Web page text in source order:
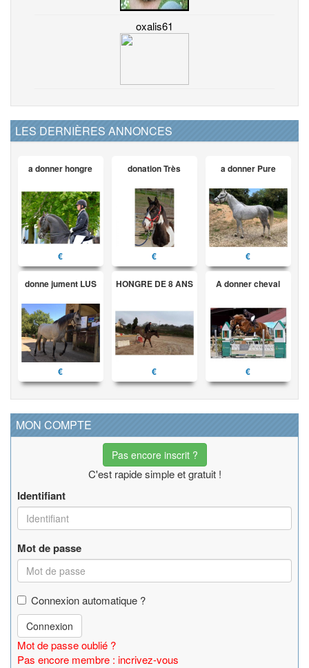
oxalis61
LES DERNIÈRES ANNONCES
a donner hongre
€
donation Très
€
a donner Pure
€
donne jument LUS
€
HONGRE DE 8 ANS
€
A donner cheval
€
MON COMPTE
Pas encore inscrit ?
C'est rapide simple et gratuit !
Identifiant
Mot de passe
Connexion automatique ?
Connexion
Mot de passe oublié ?
Pas encore membre : incrivez-vous